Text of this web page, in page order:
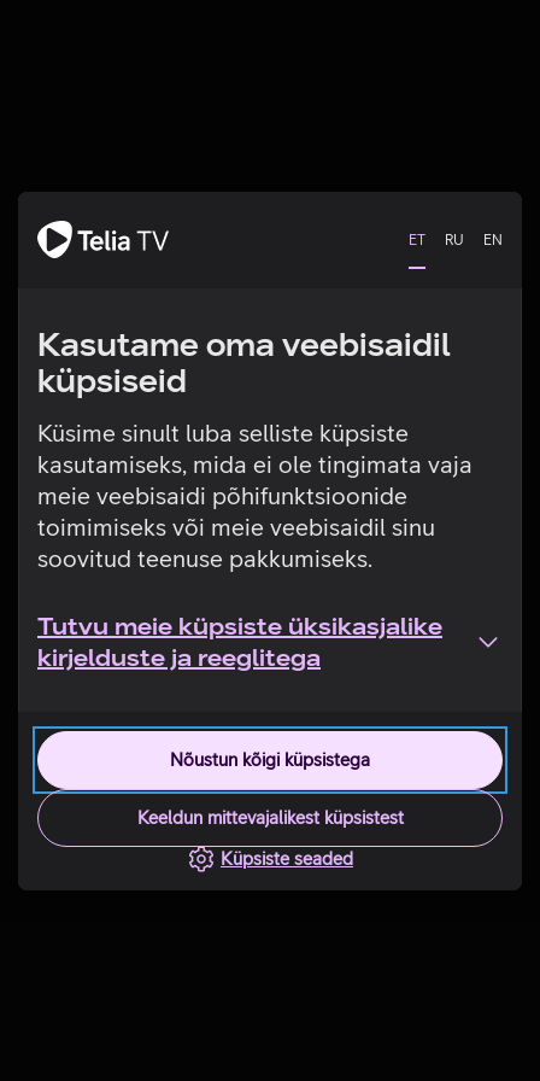
ET RU EN
Kasutame oma veebisaidil
küpsiseid
Küsime sinult luba selliste küpsiste
kasutamiseks, mida ei ole tingimata vaja
meie veebisaidi põhifunktsioonide
toimimiseks või meie veebisaidil sinu
soovitud teenuse pakkumiseks.
Tutvu meie küpsiste üksikasjalike
kirjelduste ja reeglitega
Nõustun kõigi küpsistega
Keeldun mittevajalikest küpsistest
Küpsiste seaded
Tehniline viga